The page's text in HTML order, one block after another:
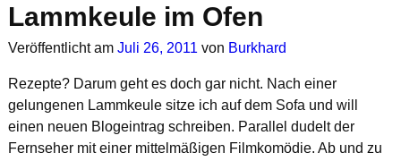
Lammkeule im Ofen
Veröffentlicht am Juli 26, 2011 von Burkhard
Rezepte? Darum geht es doch gar nicht. Nach einer
gelungenen Lammkeule sitze ich auf dem Sofa und will
einen neuen Blogeintrag schreiben. Parallel dudelt der
Fernseher mit einer mittelmäßigen Filmkomödie. Ab und zu